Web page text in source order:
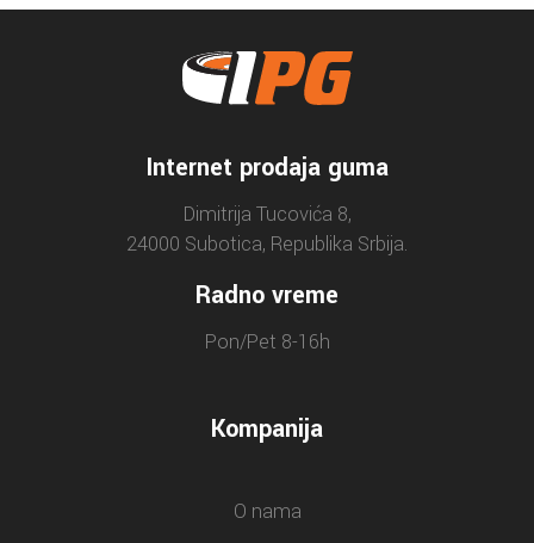
Internet prodaja guma
Dimitrija Tucovića 8,
24000 Subotica, Republika Srbija.
Radno vreme
Pon/Pet 8-16h
Kompanija
O nama